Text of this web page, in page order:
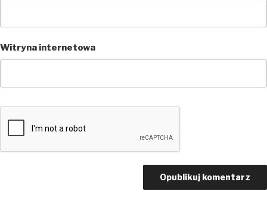
Witryna internetowa